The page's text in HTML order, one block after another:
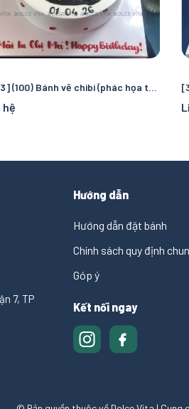
[3093] (100) Bánh vẽ chibi (phác họa theo hình chụp) quà tặng đặc biệt cho phái nữ
hệ
7, TP
Hướng dẫn
Hướng dẫn đặt bánh
Chính sách quy định
Góp ý
Kết nối ngay